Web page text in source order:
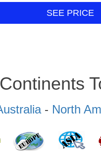
SEE PRICE
- North